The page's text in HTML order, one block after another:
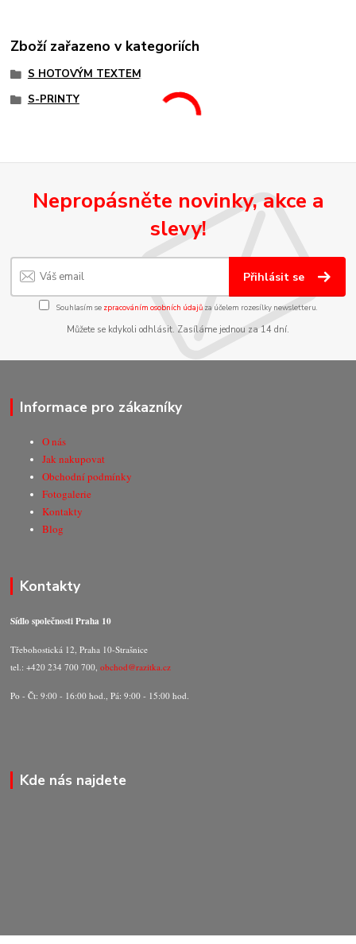
Zboží zařazeno v kategoriích
S HOTOVÝM TEXTEM
S-PRINTY
Nepropásněte novinky, akce a
slevy!
Přihlásit se
Souhlasím se zpracováním osobních údajůza účelem rozesílky newsletteru.
Můžete se kdykoli odhlásit. Zasíláme jednou za 14 dní.
Informace pro zákazníky
O nás
Jak nakupovat
Obchodní podmínky
Fotogalerie
Kontakty
Blog
Kontakty
Sídlo společnosti Praha 10
Třebohostická 12, Praha 10-Strašnice
tel.: +420 234 700 700,obchod@razitka.cz
Po - Čt: 9:00 - 16:00 hod., Pá: 9:00 - 15:00 hod.
Kde nás najdete